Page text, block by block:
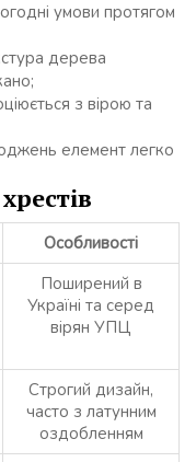
умови протягом
дерева
з вірою та
елемент легко
Особливості
Поширений в
Україні та серед
вірян УПЦ
Строгий дизайн,
часто з латунним
оздобленням